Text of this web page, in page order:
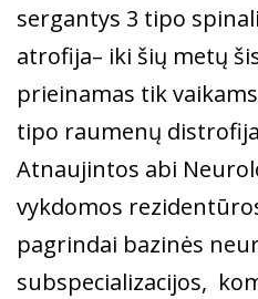
sergantys 3 tipo
atrofija– iki šių metų
prieinamas tik
tipo raumenų
Atnaujintos abi
vykdomos
pagrindai bazinės
subspecializacijos,